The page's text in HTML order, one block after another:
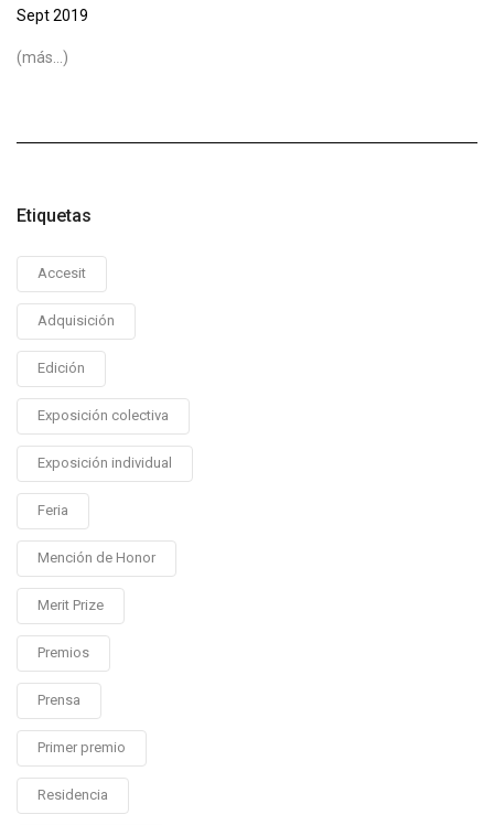
Sept 2019
(más…)
Etiquetas
Accesit
Adquisición
Edición
Exposición colectiva
Exposición individual
Feria
Mención de Honor
Merit Prize
Premios
Prensa
Primer premio
Residencia